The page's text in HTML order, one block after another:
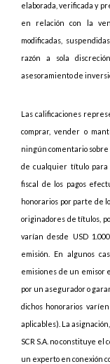
elaborada, verificada y
en relación con la
modificadas,
razón a sola
asesoramiento de
Las calificaciones
comprar, vender o
ningún comentario sobre
de cualquier título para
fiscal de los pagos
honorarios por parte de
originadores de títulos,
varían desde USD
emisión. En algunos
emisiones de un emisor
por un asegurador o
dichos honorarios
aplicables). La
SCR S.A. no constituye el
un experto en conexión